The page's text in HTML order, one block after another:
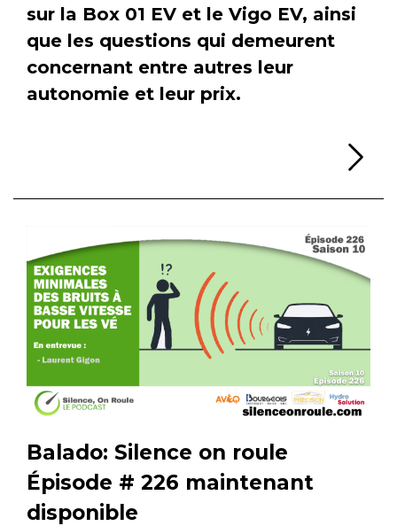
sur la Box 01 EV et le Vigo EV, ainsi
que les questions qui demeurent
concernant entre autres leur
autonomie et leur prix.
Balado: Silence on roule
Épisode # 226 maintenant
disponible